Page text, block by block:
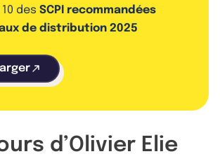
des SCPI recommandées
de distribution 2025
d’Olivier Elie